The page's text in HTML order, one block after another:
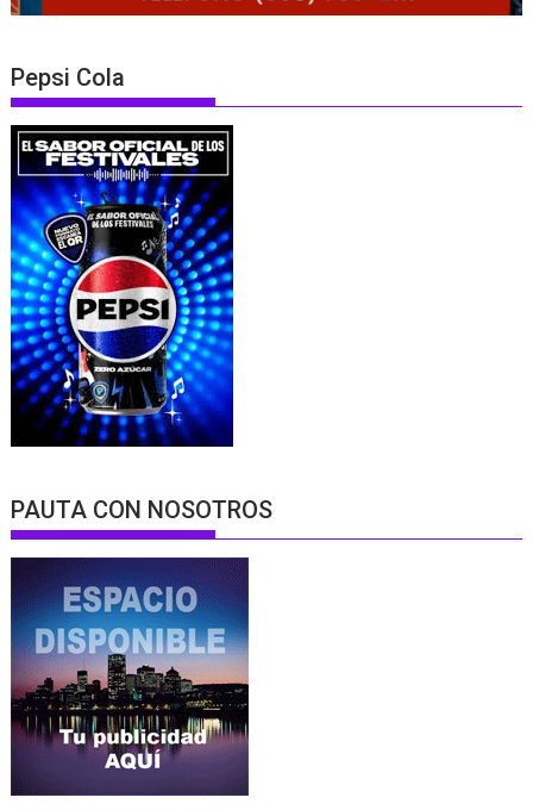
Pepsi Cola
PAUTA CON NOSOTROS